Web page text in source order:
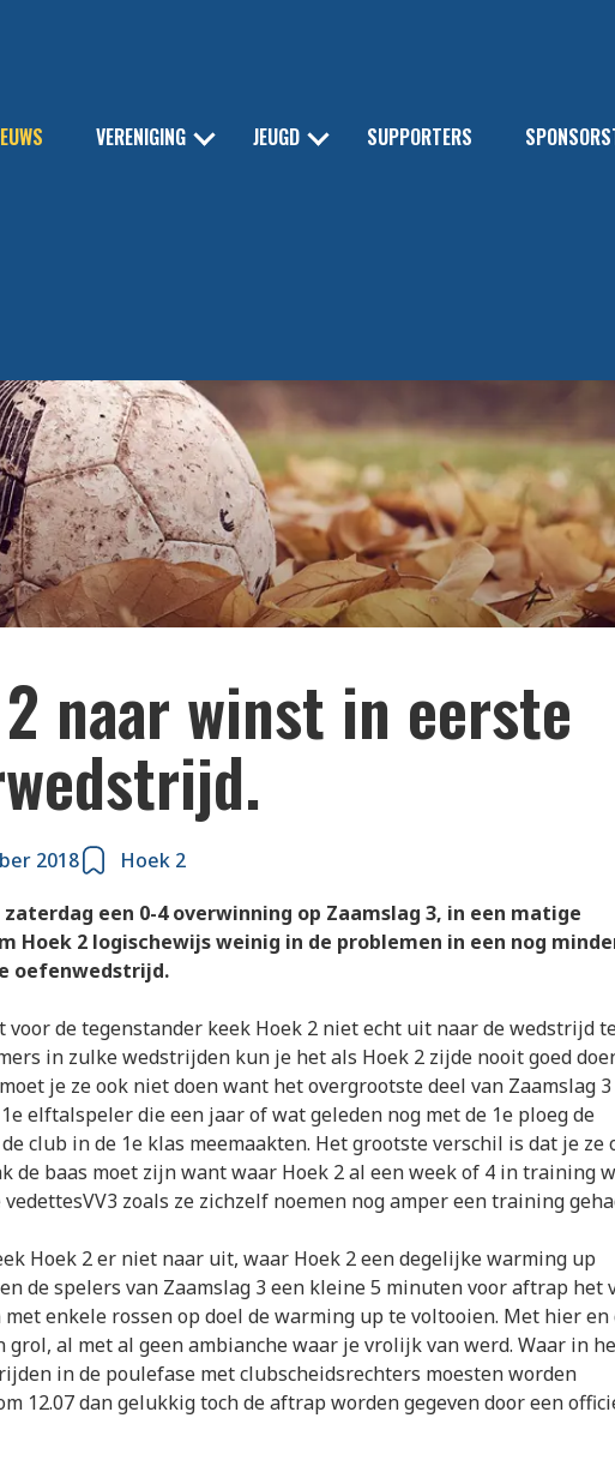
VERENIGING JEUGD SUPPORTERS
naar winst in eerste
2018
Hoek 2
een 0-4 overwinning op Zaamslag 3, in een matige
Hoek 2 logischewijs weinig in de problemen in een nog
oefenwedstrijd.
voor de tegenstander keek Hoek 2 niet echt uit naar de wedstrijd
in zulke wedstrijden kun je het als Hoek 2 zijde nooit goed
je ze ook niet doen want het overgrootste deel van Zaamslag 3
elftalspeler die een jaar of wat geleden nog met de 1e ploeg de
club in de 1e klas meemaakten. Het grootste verschil is dat je ze
de baas moet zijn want waar Hoek 2 al een week of 4 in training
zoals ze zichzelf noemen nog amper een training
Hoek 2 er niet naar uit, waar Hoek 2 een degelijke warming up
de spelers van Zaamslag 3 een kleine 5 minuten voor aftrap het
met enkele rossen op doel de warming up te voltooien. Met hier en
grol, al met al geen ambianche waar je vrolijk van werd. Waar in
in de poulefase met clubscheidsrechters moesten worden
12.07 dan gelukkig toch de aftrap worden gegeven door een